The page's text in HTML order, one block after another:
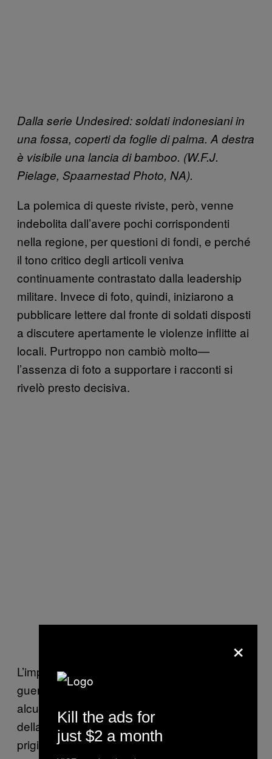
Dalla serie Undesired: soldati indonesiani in
una fossa, coperti da foglie di palma. A destra
è visibile una lancia di bamboo. (W.F.J.
Pielage, Spaarnestad Photo, NA).
La polemica di queste riviste, però, venne
indebolita dall’avere pochi corrispondenti
nella regione, per questioni di fondi, e perché
il tono critico degli articoli veniva
continuamente contrastato dalla leadership
militare. Invece di foto, quindi, iniziarono a
pubblicare lettere dal fronte di soldati disposti
a discutere apertamente le violenze inflitte ai
locali. Purtroppo non cambiò molto—
l’assenza di foto a supportare i racconti si
rivelò presto decisiva.
L’importanza delle immagini, specialmente in
guerra, è stata ribadita nel 2012 quando
alcune foto sono state ritrovate in un cestino
della città di Enschede—immagini di
prigionieri indonesiani giustiziati dalle truppe
×
Kill the ads for
just $2 a month